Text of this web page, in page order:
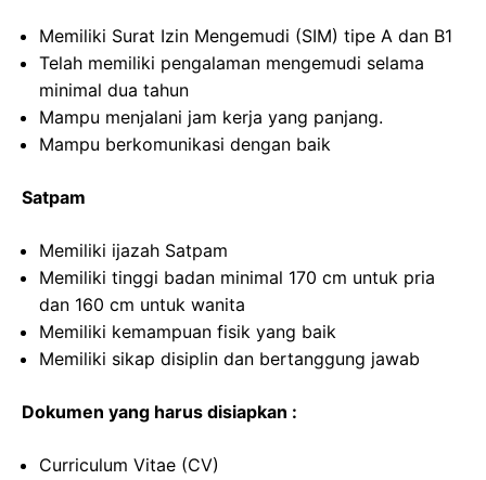
Memiliki Surat Izin Mengemudi (SIM) tipe A dan B1
Telah memiliki pengalaman mengemudi selama
minimal dua tahun
Mampu menjalani jam kerja yang panjang.
Mampu berkomunikasi dengan baik
Satpam
Memiliki ijazah Satpam
Memiliki tinggi badan minimal 170 cm untuk pria
dan 160 cm untuk wanita
Memiliki kemampuan fisik yang baik
Memiliki sikap disiplin dan bertanggung jawab
Dokumen yang harus disiapkan :
Curriculum Vitae (CV)